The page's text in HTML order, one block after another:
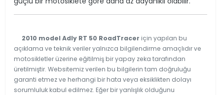
2010 model Adly RT 50 RoadTracer için yapılan bu
açıklama ve teknik veriler yalnızca bilgilendirme amaçlıdır ve
motosikletler üzerine eğitilmiş bir yapay zeka tarafından
üretilmiştir. Websitemiz verilen bu bilgilerin tam doğruluğu
garanti etmez ve herhangi bir hata veya eksiklikten dolayı
sorumluluk kabul edilmez. Eğer bir yanlışlık olduğunu